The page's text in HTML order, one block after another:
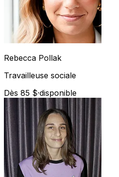
Rebecca Pollak
Travailleuse sociale
Dès 85 $·disponible